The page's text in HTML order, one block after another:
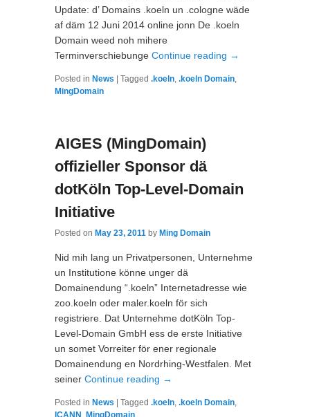
Update: d’ Domains .koeln un .cologne wäde
af däm 12 Juni 2014 online jonn De .koeln
Domain weed noh mihere
Terminverschiebunge Continue reading →
Posted in News Tagged .koeln, .koeln Domain,
MingDomain
AIGES (MingDomain)
offizieller Sponsor dä
dotKöln Top-Level-Domain
Initiative
Posted on May 23, 2011 by Ming Domain
Nid mih lang un Privatpersonen, Unternehme
un Institutione könne unger dä
Domainendung “.koeln” Internetadresse wie
zoo.koeln oder maler.koeln för sich
registriere. Dat Unternehme dotKöln Top-
Level-Domain GmbH ess de erste Initiative
un somet Vorreiter för ener regionale
Domainendung en Nordrhing-Westfalen. Met
seiner Continue reading →
Posted in News Tagged .koeln, .koeln Domain,
ICANN
MingDomain